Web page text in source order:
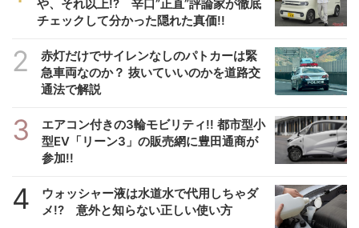
や、それ以上!? 辛口”正直”評論家が徹底
チェックして分かった隠れた真価!!
2
赤灯だけでサイレンなしのパトカーは緊
急車両なのか？ 抜いていいのかを道路交
通法で解説
3
エアコン付きの3輪モビリティ!! 都市型小
型EV「リーン3」の販売網に豊田通商が
参加!!
4
ウォッシャー液は水道水で代用しちゃダ
メ!? 意外と知らない正しい使い方